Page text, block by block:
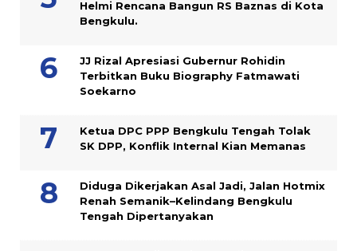
Helmi Rencana Bangun RS Baznas di Kota
Bengkulu.
JJ Rizal Apresiasi Gubernur Rohidin
Terbitkan Buku Biography Fatmawati
Soekarno
Ketua DPC PPP Bengkulu Tengah Tolak
SK DPP, Konflik Internal Kian Memanas
Diduga Dikerjakan Asal Jadi, Jalan Hotmix
Renah Semanik–Kelindang Bengkulu
Tengah Dipertanyakan